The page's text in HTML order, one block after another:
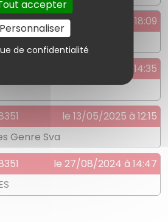
accepter
Personnaliser
de confidentialité
le 04/06/2025 à 18:09
GENRE SVA BIEN SVA
le 14/05/2025 à 14:35
le 13/05/2025 à 12:15
Genre Sva
le 27/08/2024 à 14:47